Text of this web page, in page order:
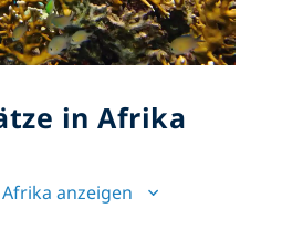
in Afrika
anzeigen